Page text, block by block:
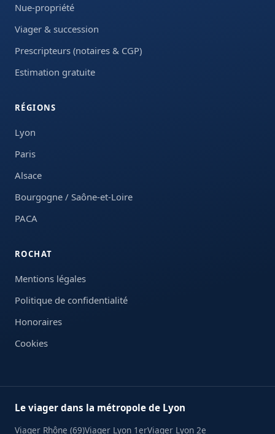
Nue-propriété
Viager & succession
Prescripteurs (notaires & CGP)
Estimation gratuite
RÉGIONS
Lyon
Paris
Alsace
Bourgogne / Saône-et-Loire
PACA
ROCHAT
Mentions légales
Politique de confidentialité
Honoraires
Cookies
Le viager dans la métropole de Lyon
Viager Rhône (69)Viager Lyon 1erViager Lyon 2e